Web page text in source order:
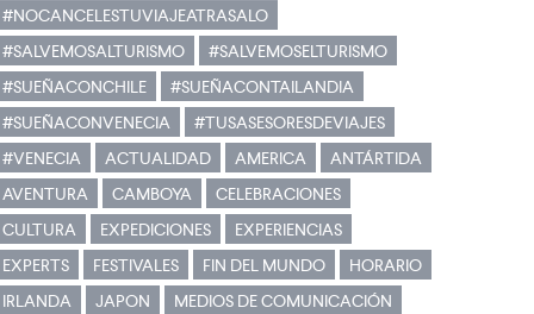
#NOCANCELESTUVIAJEATRASALO
#SALVEMOSALTURISMO
#SALVEMOSELTURISMO
#SUEÑACONCHILE
#SUEÑACONTAILANDIA
#SUEÑACONVENECIA
#TUSASESORESDEVIAJES
#VENECIA
ACTUALIDAD AMERICA
ANTÁRTIDA
AVENTURA
CAMBOYA
CELEBRACIONES
CULTURA
EXPEDICIONES
EXPERIENCIAS
EXPERTS
FESTIVALES FIN DEL MUNDO
HORARIO
IRLANDA
JAPON
MEDIOS DE COMUNICACIÓN